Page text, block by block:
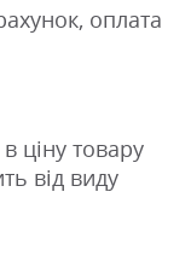
оплата
ціну товару
від виду